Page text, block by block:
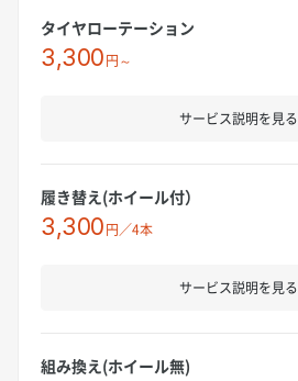
タイヤローテーション
3,300円～
サービス説明を見る
履き替え(ホイール付）
3,300円／4本
サービス説明を見る
組み換え(ホイール無)